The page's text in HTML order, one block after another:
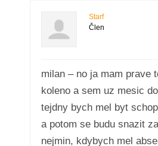
Starf
Člen
milan – no ja mam prave
koleno a sem uz mesic
tejdny bych mel byt
a potom se budu snazit
nejmin, kdybych mel